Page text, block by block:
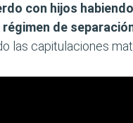
con hijos
de
las capitulaciones